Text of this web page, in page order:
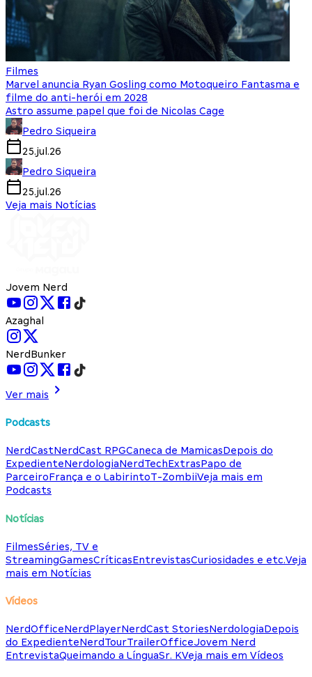
Filmes
Marvel anuncia Ryan Gosling como Motoqueiro Fantasma e
filme do anti-herói em 2028
Astro assume papel que foi de Nicolas Cage
Pedro Siqueira
25.jul.26
Pedro Siqueira
25.jul.26
Veja mais Notícias
Jovem Nerd
Azaghal
NerdBunker
Ver mais
Podcasts
NerdCastNerdCast RPGCaneca de MamicasDepois do
ExpedienteNerdologiaNerdTechExtrasPapo de
ParceiroFrança e o LabirintoT-ZombiiVeja mais em
Podcasts
Notícias
FilmesSéries, TV e
StreamingGamesCríticasEntrevistasCuriosidades e etc.Veja
mais em Notícias
Vídeos
NerdOfficeNerdPlayerNerdCast StoriesNerdologiaDepois
do ExpedienteNerdTourTrailerOfficeJovem Nerd
EntrevistaQueimando a LínguaSr. KVeja mais em Vídeos